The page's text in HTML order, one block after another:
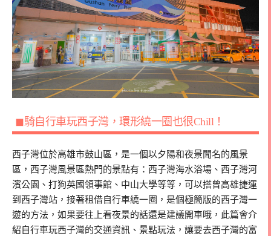
◼騎自行車玩西子灣，環形繞一圈也很Chill！
西子灣位於高雄市鼓山區，是一個以夕陽和夜景聞名的風景
區，西子灣風景區熱門的景點有：西子灣海水浴場、西子灣河
濱公園、打狗英國領事館、中山大學等等，可以搭曾高雄捷運
到西子灣站，接著租借自行車繞一圈，是個極簡版的西子灣一
遊的方法，如果要往上看夜景的話還是建議開車哦，此篇會介
紹自行車玩西子灣的交通資訊、景點玩法，讓要去西子灣的富